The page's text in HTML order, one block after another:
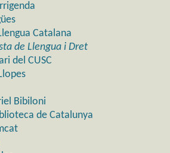
Catalana
de Llengua i Dret
del CUSC
Bibiloni
de Catalunya